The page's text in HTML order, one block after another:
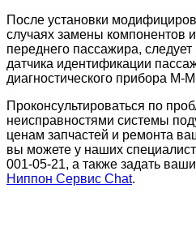
После установки
случаях замены компонентов
переднего пассажира,
датчика идентификации
диагностического прибора M-
Проконсультироваться по
неисправностями системы
ценам запчастей и ремонта
вы можете у наших
001-05-21, а также задать
Ниппон Сервис Chat.